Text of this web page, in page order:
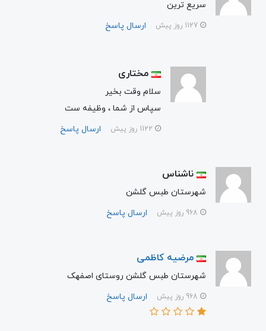
سریع ترین
ارسال پاسخ
مختاری
سلام وقت بخیر
سپاس از شما ، وظیفه ست
ارسال پاسخ
ناشناس
شهرستان طبس گلشن
ارسال پاسخ
مرضیه کاظمی
شهرستان طبس گلشن روستای اصفهک
ارسال پاسخ